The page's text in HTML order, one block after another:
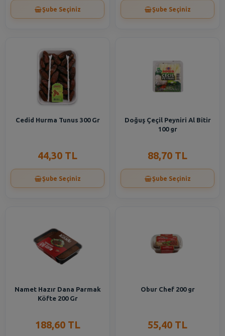
Şube Seçiniz Şube Seçiniz
Cedid Hurma Tunus 300 Gr
44,30 TL
Şube Seçiniz
Doğuş Çeçil Peyniri Al Bitir
100 gr
88,70 TL
Şube Seçiniz
Namet Hazır Dana Parmak
Köfte 200 Gr
188,60 TL
Obur Chef 200 gr
55,40 TL